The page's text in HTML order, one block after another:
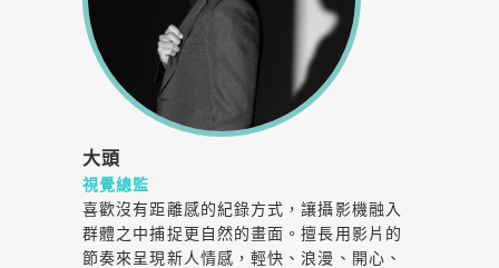
大頭
視覺總監
喜歡沒有距離感的紀錄方式，讓攝影機融入
群體之中捕捉更自然的畫面。擅長用影片的
節奏來呈現新人情感，輕快、浪漫、開心、